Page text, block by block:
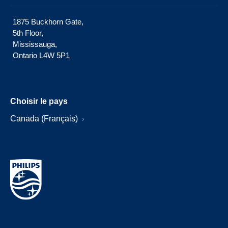
1875 Buckhorn Gate,
5th Floor,
Mississauga,
Ontario L4W 5P1
Choisir le pays
Canada (Français)